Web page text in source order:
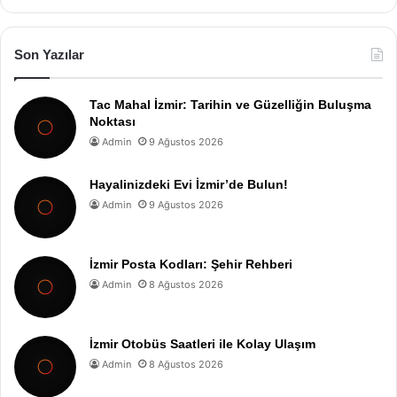
Son Yazılar
Tac Mahal İzmir: Tarihin ve Güzelliğin Buluşma
Noktası
Admin 9 Ağustos 2026
Hayalinizdeki Evi İzmir’de Bulun!
Admin 9 Ağustos 2026
İzmir Posta Kodları: Şehir Rehberi
Admin 8 Ağustos 2026
İzmir Otobüs Saatleri ile Kolay Ulaşım
Admin 8 Ağustos 2026